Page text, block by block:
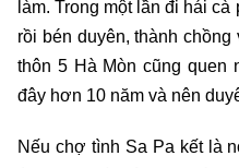
làm. Trong một lần đi hái
rồi bén duyên, thành
thôn 5 Hà Mòn cũng quen
đây hơn 10 năm và nên
Nếu chợ tình Sa Pa kết là